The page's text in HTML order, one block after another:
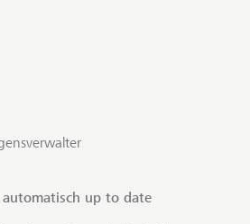
up to date